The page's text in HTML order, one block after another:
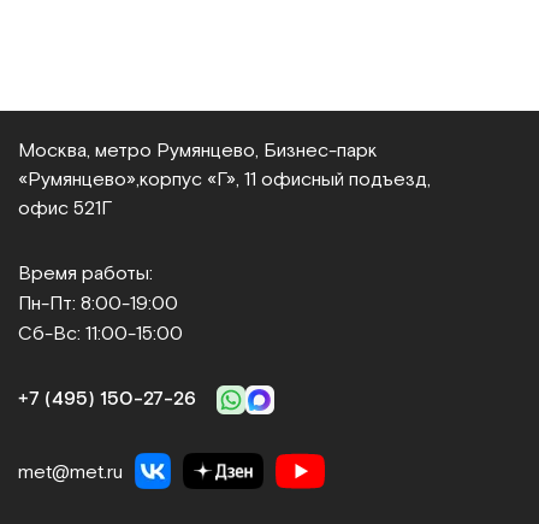
Москва, метро Румянцево, Бизнес‑парк
«Румянцево», корпус «Г», 11 офисный подъезд,
офис 521Г
Время работы:
Пн-Пт: 8:00-19:00
Сб-Вс: 11:00-15:00
+7 (495) 150‑27‑26
met@met.ru